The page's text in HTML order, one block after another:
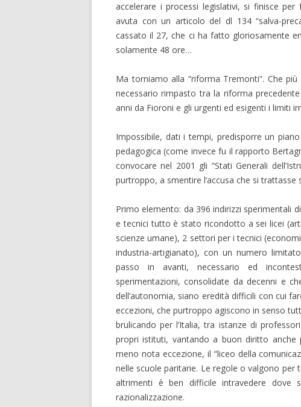
accelerare i processi legislativi, si finisce
avuta con un articolo del dl 134 “salva-
cassato il 27, che ci ha fatto gloriosamente
solamente 48 ore…
Ma torniamo alla “riforma Tremonti”. Che
necessario rimpasto tra la riforma
anni da Fioroni e gli urgenti ed esigenti i limiti
Impossibile, dati i tempi, predisporre un
pedagogica (come invece fu il rapporto
convocare nel 2001 gli “Stati Generali
purtroppo, a smentire l’accusa che si
Primo elemento: da 396 indirizzi sperimentali
e tecnici tutto è stato ricondotto a sei licei
scienze umane), 2 settori per i tecnici
industria-artigianato), con un numero
passo in avanti, necessario ed
sperimentazioni, consolidate da decenni e
dell’autonomia, siano eredità difficili con cui
eccezioni, che purtroppo agiscono in senso
brulicando per l’Italia, tra istanze di
propri istituti, vantando a buon diritto
meno nota eccezione, il “liceo della
nelle scuole paritarie. Le regole o valgono
altrimenti è ben difficile intravedere dove
razionalizzazione.